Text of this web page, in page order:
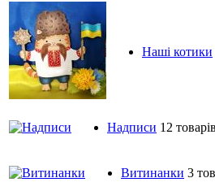
Наші котики
Надписи 12 товарів
Витинанки 3